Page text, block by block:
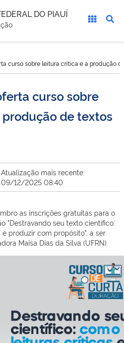
DO PIAUÍ
curso sobre leitura crítica e a produção
curso sobre
de textos
Atualização mais recente:
09/12/2025 08:40
as inscrições gratuitas para o
"Destravando seu texto científico:
produzir com propósito", a ser
Maisa Dias da Silva (UFRN).